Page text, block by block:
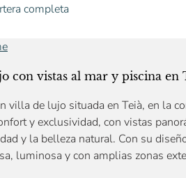
completa
con vistas al mar y piscina en
villa de lujo situada en Teià, en la
y exclusividad, con vistas
y la belleza natural. Con su
luminosa y con amplias zonas